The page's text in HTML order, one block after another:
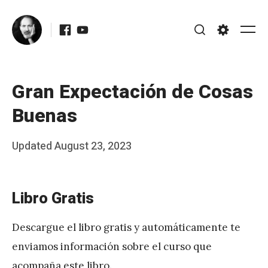
content
Facebook
Youtube
Gran Expectación de Cosas
Buenas
Posted
UpdatedAugust 23, 2023
b
J
Libro Gratis
Descargue el libro gratis y automáticamente te
enviamos información sobre el curso que